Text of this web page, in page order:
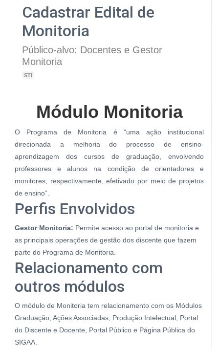
Cadastrar Edital de
Monitoria
Público-alvo: Docentes e Gestor
Monitoria
STI
Módulo Monitoria
O Programa de Monitoria é “uma ação institucional
direcionada a melhoria do processo de ensino-
aprendizagem dos cursos de graduação, envolvendo
professores e alunos na condição de orientadores e
monitores, respectivamente, efetivado por meio de projetos
de ensino”.
Perfis Envolvidos
Gestor Monitoria: Permite acesso ao portal de monitoria e
as principais operações de gestão dos discente que fazem
parte do Programa de Monitoria.
Relacionamento com
outros módulos
O módulo de Monitoria tem relacionamento com os Módulos
Graduação, Ações Associadas, Produção Intelectual, Portal
do Discente e Docente, Portal Público e Página Pública do
SIGAA.